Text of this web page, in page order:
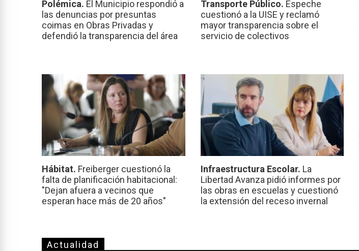
Polémica. El Municipio respondió a
las denuncias por presuntas
coimas en Obras Privadas y
defendió la transparencia del área
Transporte Público. Espeche
cuestionó a la UISE y reclamó
mayor transparencia sobre el
servicio de colectivos
Hábitat. Freiberger cuestionó la
falta de planificación habitacional:
"Dejan afuera a vecinos que
esperan hace más de 20 años"
Infraestructura Escolar. La
Libertad Avanza pidió informes por
las obras en escuelas y cuestionó
la extensión del receso invernal
Actualidad